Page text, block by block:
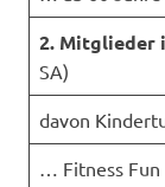
2. Mitglieder
SA)
davon
… Fitness Fun